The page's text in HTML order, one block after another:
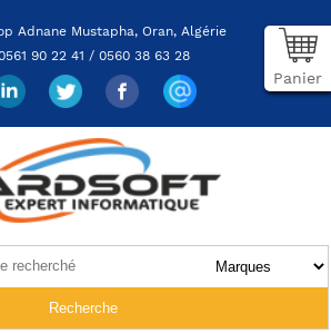
Adnane Mustapha, Oran, Algérie
90 22 41 / 0560 38 63 28
Panier